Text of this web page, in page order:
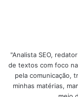
"Analista SEO,
de textos com foco
pela comunicação,
minhas matérias,